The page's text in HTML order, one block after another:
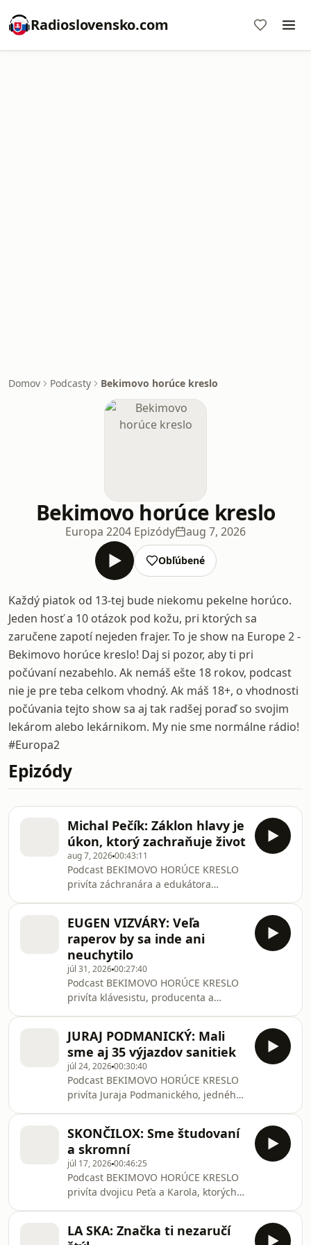
Radioslovensko.com
Domov Podcasty Bekimovo horúce kreslo
Bekimovo horúce kreslo
Europa 2204 Epizódy aug 7, 2026
Obľúbené
Každý piatok od 13-tej bude niekomu pekelne horúco.
Jeden hosť a 10 otázok pod kožu, pri ktorých sa
zaručene zapotí nejeden frajer. To je show na Europe 2 -
Bekimovo horúce kreslo! Daj si pozor, aby ti pri
počúvaní nezabehlo. Ak nemáš ešte 18 rokov, podcast
nie je pre teba celkom vhodný. Ak máš 18+, o vhodnosti
počúvania tejto show sa aj tak radšej poraď so svojim
lekárom alebo lekárnikom. My nie sme normálne rádio!
#Europa2
Epizódy
Michal Pečík: Záklon hlavy je
úkon, ktorý zachraňuje život
aug 7, 202600:43:11
Podcast BEKIMOVO HORÚCE KRESLO
privíta záchranára a edukátora
pôsobí na záchranke a svoje
skúsenosti odovzdáva ľuďom aj
prostredníctvom sociálnych sietí.V
rozhovore porozpráva o tom, prečo je
podľa neho základná prvá pomoc
niečo, čo by mal ovládať každý, a ktoré
štyri stavy jednoducho nemôžu počkať
na príchod záchranky. Vysvetlí aj
správny postup pri resuscitácii,
EUGEN VIZVÁRY: Veľa
raperov by sa inde ani
neuchytilo
júl 31, 202600:27:40
Podcast BEKIMOVO HORÚCE KRESLO
privíta klávesistu, producenta a
porozpráva o svojej dlhoročnej
hudobnej kariére, hip-hope aj o tom,
ako sa za roky zmenila slovenská
hudobná scéna.V rozhovore prezradí,
prečo má radšej klubové koncerty ako
festivaly, aké je hrať pred desaťtisícmi
ľudí na štadióne a prečo ho nelákajú
kultúrne domy. Zaspomína si na svoje
hudobné začiatky
JURAJ PODMANICKÝ: Mali
sme aj 35 výjazdov sanitiek
júl 24, 202600:30:40
Podcast BEKIMOVO HORÚCE KRESLO
privíta Juraja Podmanického, jedného
prezradí, čo všetko sa skrýva za
organizáciou slovenského hudobného
festivalu.V rozhovore porozpráva o
náročných začiatkoch GRAPE-u,
období, keď festival prezývali
„upršaný festival“, aj o krízových
situáciách, keď museli evakuovať celý
areál. Vysvetlí, prečo je bezpečnosť
návštevníkov absol
SKONČILOX: Sme študovaní
a skromní
júl 17, 202600:46:25
Podcast BEKIMOVO HORÚCE KRESLO
privíta dvojicu Peťa a Karola, ktorých
základnej školy stali úspešní content
LA SKA: Značka ti nezaručí